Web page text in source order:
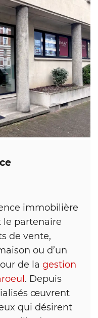
immobilière
partenaire
de vente,
ou d’un
de la gestion
. Depuis
œuvrent
qui désirent